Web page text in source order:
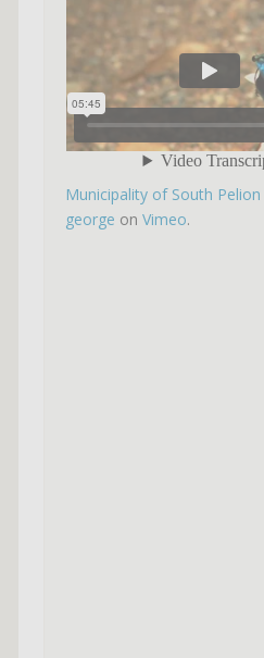
Municipality of South Pelion
george on Vimeo.